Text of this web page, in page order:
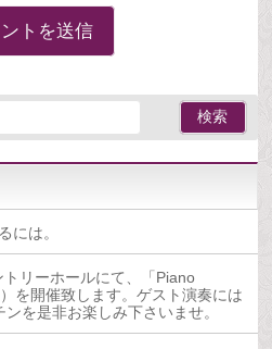
には。
リーホールにて、「Piano
を開催致します。ゲスト演奏には
を是非お楽しみ下さいませ。